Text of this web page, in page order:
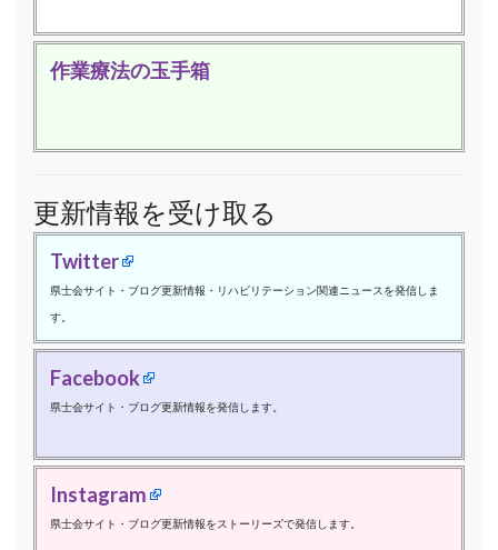
作業療法の玉手箱
更新情報を受け取る
Twitter
県士会サイト・ブログ更新情報・リハビリテーション関連ニュースを発信しま
す。
Facebook
県士会サイト・ブログ更新情報を発信します。
Instagram
県士会サイト・ブログ更新情報をストーリーズで発信します。